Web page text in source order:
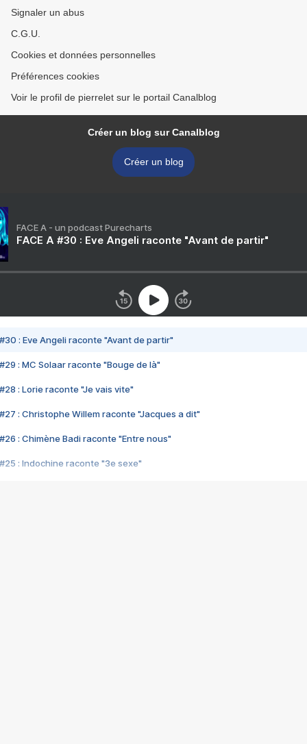
Signaler un abus
C.G.U.
Cookies et données personnelles
Préférences cookies
Voir le profil de pierrelet sur le portail Canalblog
Créer un blog sur Canalblog
Créer un blog
FACE A - un podcast Purecharts
FACE A #30 : Eve Angeli raconte "Avant de partir"
#30 : Eve Angeli raconte "Avant de partir"
#29 : MC Solaar raconte "Bouge de là"
#28 : Lorie raconte "Je vais vite"
#27 : Christophe Willem raconte "Jacques a dit"
#26 : Chimène Badi raconte "Entre nous"
#25 : Indochine raconte "3e sexe"